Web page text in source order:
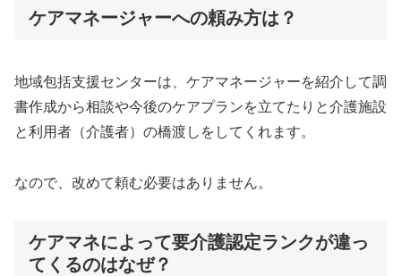
ケアマネージャーへの頼み方は？
地域包括支援センターは、ケアマネージャーを紹介して調
書作成から相談や今後のケアプランを立てたりと介護施設
と利用者（介護者）の橋渡しをしてくれます。
なので、改めて頼む必要はありません。
ケアマネによって要介護認定ランクが違っ
てくるのはなぜ？